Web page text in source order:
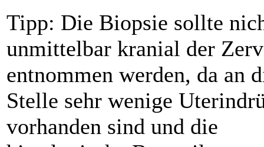
Tipp: Die Biopsie sollte
unmittelbar kranial der
entnommen werden, da an
Stelle sehr wenige
vorhanden sind und die